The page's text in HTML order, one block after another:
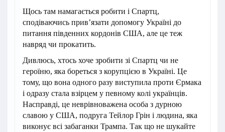
Щось там намагається робити і Спартц,
сподіваючись привʼязати допомогу Україні до
питання південних кордонів США, але це теж
навряд чи прокатить.
Дивлюсь, хтось хоче зробити зі Спартц чи не
героїню, яка бореться з корупцією в Україні. Це
тому, що вона одного разу виступила проти Єрмака
і одразу стала взірцем у певному колі українців.
Насправді, це неврівноважена особа з дурною
славою у США, подруга Тейлор Грін і людина, яка
виконує всі забаганки Трампа. Так що не шукайте